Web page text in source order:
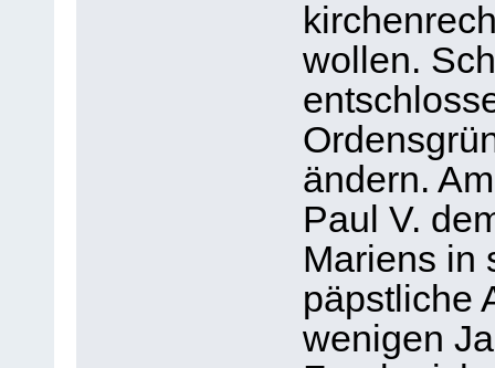
wollen.
ändern.
Paul V.
Mariens in
päpstliche
wenigen